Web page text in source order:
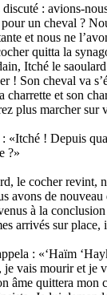
: avions-
un cheval ?
et nous ne
quitta la
Itché le
! Son cheval va
charrette et son
plus marcher sur
«Itché ! Depuis
?»
le cocher revint,
avons de
à la
arrivés sur place,
: «‘Haïm
je vais mourir et je
âme quittera mon